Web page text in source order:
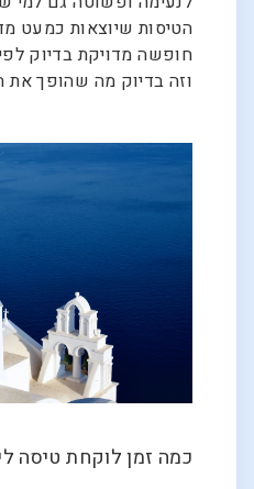
הטיסות שיוצאות כמעט
חופשה מדויקת בדיוק
וזה בדיוק מה שהופך את
כמה זמן לוקחת טיסה